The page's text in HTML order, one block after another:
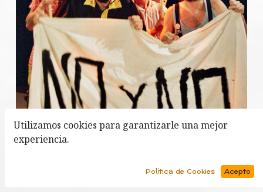
Utilizamos cookies para garantizarle una mejor
experiencia.
Política de Cookies Acepto